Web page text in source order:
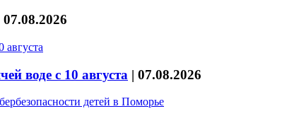
07.08.2026
воде с 10 августа | 07.08.2026